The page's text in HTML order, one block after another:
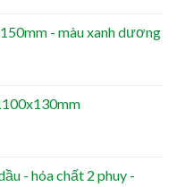
- màu xanh dương
- hóa chất 2 phuy -